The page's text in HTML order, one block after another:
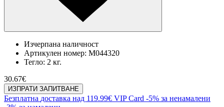
Изчерпана наличност
Артикулен номер: M044320
Тегло: 2 кг.
30.67€
ИЗПРАТИ ЗАПИТВАНЕ
Безплатна доставка над 119.99€ VIP Card -5% за ненамалени